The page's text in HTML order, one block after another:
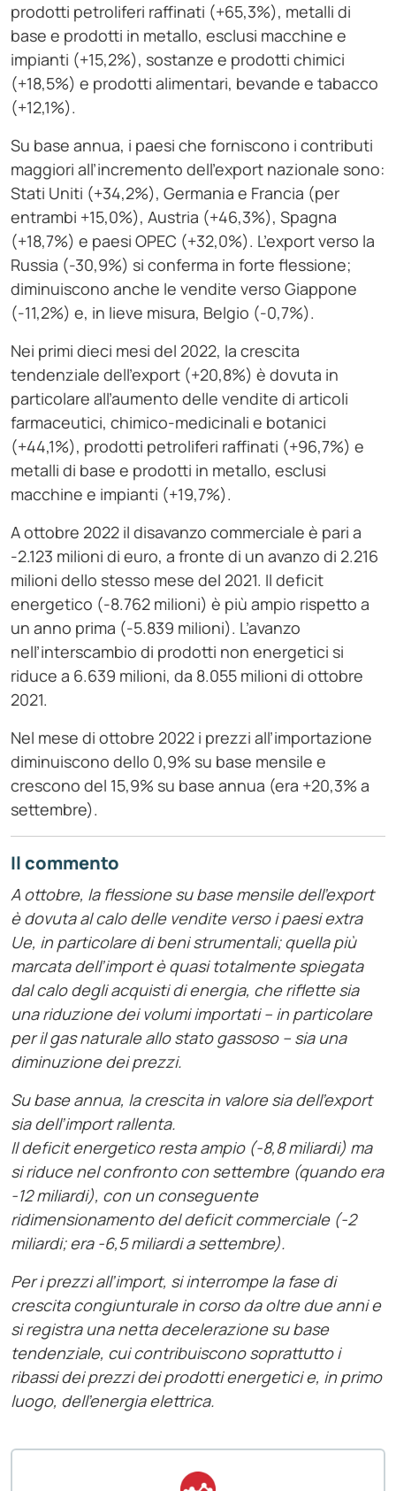
prodotti petroliferi raffinati (+65,3%), metalli di
base e prodotti in metallo, esclusi macchine e
impianti (+15,2%), sostanze e prodotti chimici
(+18,5%) e prodotti alimentari, bevande e tabacco
(+12,1%).
Su base annua, i paesi che forniscono i contributi
maggiori all’incremento dell’export nazionale sono:
Stati Uniti (+34,2%), Germania e Francia (per
entrambi +15,0%), Austria (+46,3%), Spagna
(+18,7%) e paesi OPEC (+32,0%). L’export verso la
Russia (-30,9%) si conferma in forte flessione;
diminuiscono anche le vendite verso Giappone
(-11,2%) e, in lieve misura, Belgio (-0,7%).
Nei primi dieci mesi del 2022, la crescita
tendenziale dell’export (+20,8%) è dovuta in
particolare all’aumento delle vendite di articoli
farmaceutici, chimico-medicinali e botanici
(+44,1%), prodotti petroliferi raffinati (+96,7%) e
metalli di base e prodotti in metallo, esclusi
macchine e impianti (+19,7%).
A ottobre 2022 il disavanzo commerciale è pari a
-2.123 milioni di euro, a fronte di un avanzo di 2.216
milioni dello stesso mese del 2021. Il deficit
energetico (-8.762 milioni) è più ampio rispetto a
un anno prima (-5.839 milioni). L’avanzo
nell’interscambio di prodotti non energetici si
riduce a 6.639 milioni, da 8.055 milioni di ottobre
2021.
Nel mese di ottobre 2022 i prezzi all’importazione
diminuiscono dello 0,9% su base mensile e
crescono del 15,9% su base annua (era +20,3% a
settembre).
Il commento
A ottobre, la flessione su base mensile dell’export
è dovuta al calo delle vendite verso i paesi extra
Ue, in particolare di beni strumentali; quella più
marcata dell’import è quasi totalmente spiegata
dal calo degli acquisti di energia, che riflette sia
una riduzione dei volumi importati – in particolare
per il gas naturale allo stato gassoso – sia una
diminuzione dei prezzi.
Su base annua, la crescita in valore sia dell’export
sia dell’import rallenta.
Il deficit energetico resta ampio (-8,8 miliardi) ma
si riduce nel confronto con settembre (quando era
-12 miliardi), con un conseguente
ridimensionamento del deficit commerciale (-2
miliardi; era -6,5 miliardi a settembre).
Per i prezzi all’import, si interrompe la fase di
crescita congiunturale in corso da oltre due anni e
si registra una netta decelerazione su base
tendenziale, cui contribuiscono soprattutto i
ribassi dei prezzi dei prodotti energetici e, in primo
luogo, dell’energia elettrica.